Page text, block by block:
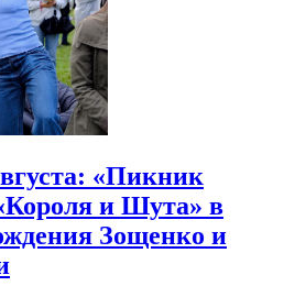
«Пикник
и Шута» в
Зощенко и